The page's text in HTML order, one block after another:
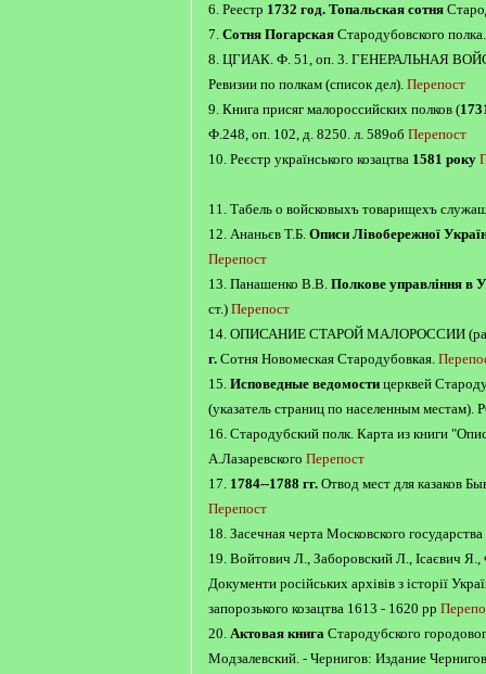
6. Реестр 1732 год. Топальская сотня
7. Сотня Погарская Стародубовского
8. ЦГИАК. Ф. 51, оп. 3. ГЕНЕРАЛЬНАЯ
Ревизии по полкам (список дел). Перепост
9. Книга присяг малороссийских полков (
Ф.248, оп. 102, д. 8250. л. 589об Перепост
10. Реєстр українського козацтва 1581 року
11. Табель о войсковыхъ товарищехъ
12. Ананьєв Т.Б. Описи Лівобережної
Перепост
13. Панашенко В.В. Полкове управління в
ст.) Перепост
14. ОПИСАНИЕ СТАРОЙ МАЛОРОССИИ
г. Сотня Новомеская Стародубовкая.
15. Исповедные ведомости церквей
(указатель страниц по населенным местам).
16. Стародубский полк. Карта из книги
А.Лазаревского Перепост
17. 1784--1788 гг. Отвод мест для казаков
Перепост
18. Засечная черта Московского
19. Войтович Л., Заборовский Л., Ісаєвич
Документи російських архівів з історії
запорозького козацтва 1613 - 1620 pp
20. Актовая книга Стародубского
Модзалевский. - Чернигов: Издание